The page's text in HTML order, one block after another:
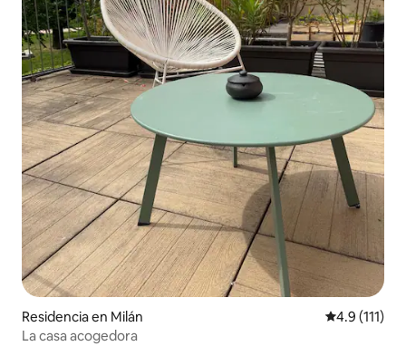
Residencia en Milán Calificación
4.9 (111)
La casa acogedora